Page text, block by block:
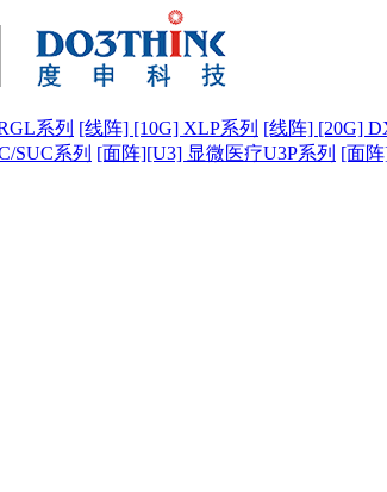
系列 [线阵] [10G] XLP系列 [线阵] [20G]
SUC系列 [面阵][U3] 显微医疗U3P系列 [面